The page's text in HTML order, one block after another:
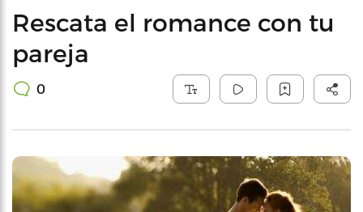
Rescata el romance con tu
pareja
0